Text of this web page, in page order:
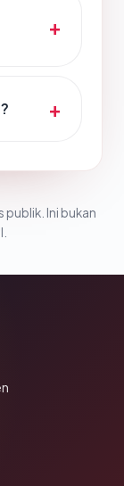
publik. Ini bukan